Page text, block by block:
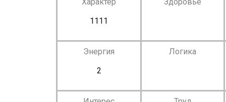
1111
Энергия
2
Логика